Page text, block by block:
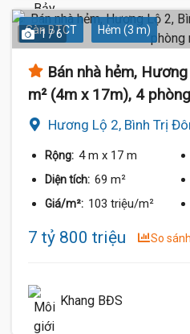
Sàn BTCT Hẻm (3 m)
1 / 6
Bán nhà hẻm,
m² (4m x 17m), 4
Hương Lộ 2, Bình Trị
Rộng: 4 m x 17 m
Diện tích: 69 m²
Giá/m²: 103 triệu/m²
7 tỷ 800 triệu So sánh
Khang BĐS